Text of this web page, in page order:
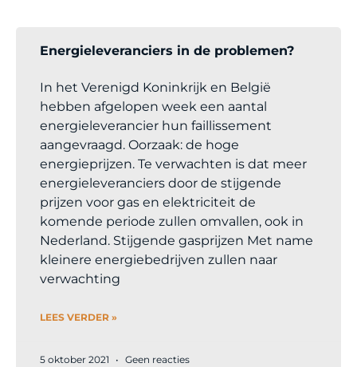
Energieleveranciers in de problemen?
In het Verenigd Koninkrijk en België
hebben afgelopen week een aantal
energieleverancier hun faillissement
aangevraagd. Oorzaak: de hoge
energieprijzen. Te verwachten is dat meer
energieleveranciers door de stijgende
prijzen voor gas en elektriciteit de
komende periode zullen omvallen, ook in
Nederland. Stijgende gasprijzen Met name
kleinere energiebedrijven zullen naar
verwachting
LEES VERDER »
5 oktober 2021 Geen reacties